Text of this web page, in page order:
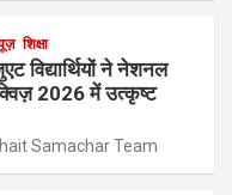
शिक्षा
विद्यार्थियों ने नेशनल
2026 में उत्कृष्ट
Samachar Team